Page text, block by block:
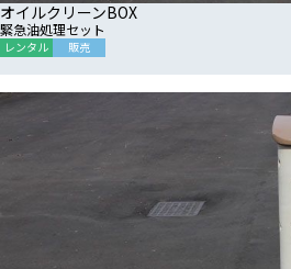
オイルクリーンBOX
緊急油処理セット
レンタル 販売